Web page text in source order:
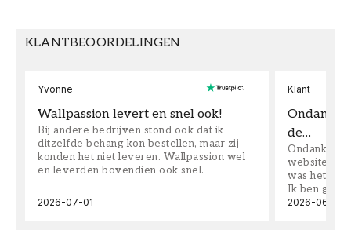
KLANTBEOORDELINGEN
Yvonne
Wallpassion levert en snel ook!
Bij andere bedrijven stond ook dat ik
ditzelfde behang kon bestellen, maar zij
konden het niet leveren. Wallpassion wel
en leverden bovendien ook snel.
2026-07-01
Klant
Ondanks
de…
Ondanks
website
was het
Ik ben
2026-06-08